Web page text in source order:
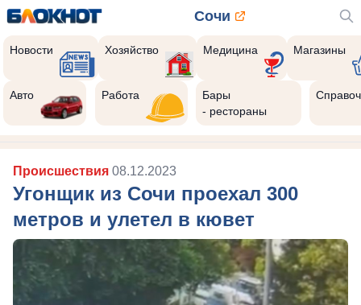
Сочи
Новости Хозяйство Медицина Магазины
Авто Работа
Бары
- рестораны
Происшествия 08.12.2023
Угонщик из Сочи проехал 300
метров и улетел в кювет